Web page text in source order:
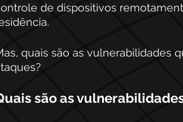
de dispositivos
quais são as vulnerabilidades
são as